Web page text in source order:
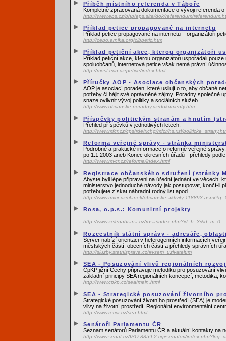
Příběh místního referenda v Táboře
Kompletně zpracovaná dokumentace o vývoji referenda
http://www.eps.cz/php/eps.site/dok/referendum/
Příklad petice propagované na internetu
Příklad petice propagované na internetu – organizátoři
http://cepo.arnika.org/cibpetic.htm
Příklad petiční akce, kterou organizátoři
Příklad petiční akce, kterou organizátoři uspořádali
spoluobčanů, internetová petice však nemá právní
http://most.ecn.cz/petice/index.html
Příručky AOP - Asociace občanských
AOP je asociací poraden, které usilují o to, aby občané
potřeby či hájit své oprávněné zájmy. Poradny společně
snaze ovlivnit vývoj politiky a sociálních služeb.
http://www.obcanske-poradny.cz/dokumenty.htm
Příspěvky politickým stranám a hnutím
Přehled příspěvků v jednotlivých letech.
http://www.mfcr.cz/cps/rde/xchg/mfcr/hs.xsl/
Reforma veřejné správy - stránka
Podrobné a praktické informace o reformě veřejné
po 1.1.2003 aneb Konec okresních úřadů - přehledy
http://www.mvcr.cz/reforma/index.html
Registrace občanského sdružení (stránky
Abyste byli lépe připraveni na úřední jednání ve věcech,
ministerstvo jednoduché návody jak postupovat, končí-li
potřebujete získat náhradní rodný list apod.
http://www.mvcr.cz/clanek/obcanske-aktivity-
Rosa, o.p.s.: Komunitní projekty
http://www.zelenabrana.cz/rosa/index.php?id_h=3&id_m=0
Rozcestník státní správy - adresáře,
Server nabízí orientaci v heterogenních informacích
městských částí, obecních částí a přehledy správních
http://sluzby.statnisprava.cz/#vsem_uzivatelum
SEA - Posuzování vlivů regionálních
CpKP jižní Čechy připravuje metodiku pro posuzování
základní principy SEA regionálních koncepcí, metodika,
http://www.cpkp.cz/sea/main.html
SEA - Strategické posuzování životního
Strategické posuzování životního prostředí (SEA) je
vlivy na životní prostředí. Regionální environmentální
http://www.reccr.cz/sea.html
Senátoři Parlamentu ČR
Seznam senátorů Parlamentu ČR a aktuální kontakty na
http://www.senat.cz/ISO-8859-2.cgi/senatori/